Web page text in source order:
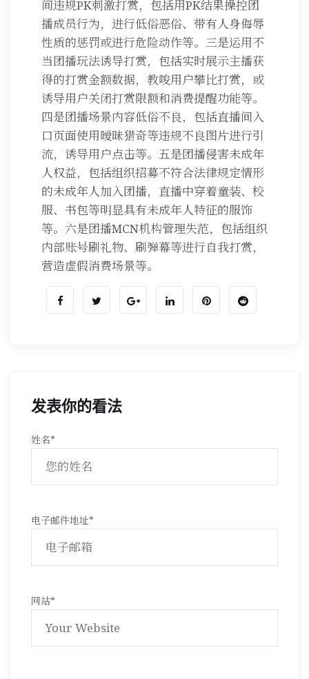
间违规PK刺激打赏，包括用PK结果操控团
播成员行为，进行低俗恶俗、带有人身侮辱
性质的惩罚或进行危险动作等。三是运用不
当团播玩法诱导打赏，包括实时展示主播获
得的打赏金额数据，教唆用户攀比打赏，或
诱导用户关闭打赏限额和消费提醒功能等。
四是团播场景内容低俗不良，包括直播间入
口页面使用暧昧猎奇等违规不良图片进行引
流，诱导用户点击等。五是团播侵害未成年
人权益，包括组织招募不符合法律规定情形
的未成年人加入团播，直播中穿着童装、校
服、书包等明显具有未成年人特征的服饰
等。六是团播MCN机构管理失范，包括组织
内部账号刷礼物、刷弹幕等进行自我打赏，
营造虚假消费场景等。
发表你的看法
姓名*
电子邮件地址*
网站*